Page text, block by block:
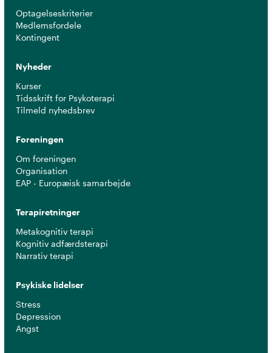
Optagelseskriterier
Medlemsfordele
Kontingent
Nyheder
Kurser
Tidsskrift for Psykoterapi
Tilmeld nyhedsbrev
Foreningen
Om foreningen
Organisation
EAP - Europæisk samarbejde
Terapiretninger
Metakognitiv terapi
Kognitiv adfærdsterapi
Narrativ terapi
Psykiske lidelser
Stress
Depression
Angst